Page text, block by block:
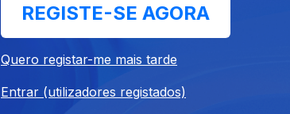
REGISTE-SE AGORA
Quero registar-me mais tarde
Entrar (utilizadores registados)